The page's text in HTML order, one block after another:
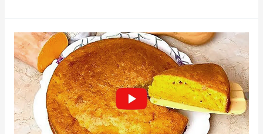
попробуйте,
уверяю,
вам
понравится